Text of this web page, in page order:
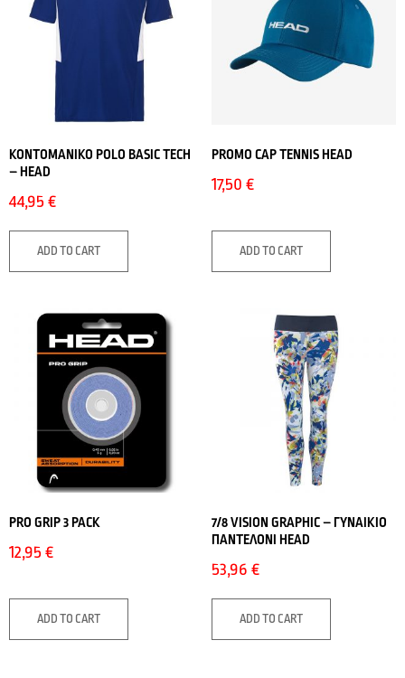
ΚΟΝΤΟΜΑΝΙΚΟ POLO BASIC TECH
– HEAD
44,95€
ADD TO CART
PROMO CΑP TENNIS HEAD
17,50€
ADD TO CART
PRO GRIP 3 PACK
12,95€
ADD TO CART
7/8 VISION GRAPHIC – ΓΥΝΑΙΚΙΟ
ΠΑΝΤΕΛΟΝΙ HEAD
53,96€
ADD TO CART